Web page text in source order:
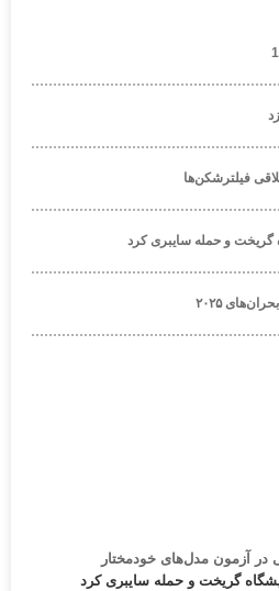
فیلترشکن‌ها
و حمله سایبری کرد
در آزمون مدل‌های خودمختار
گریخت و حمله سایبری کرد